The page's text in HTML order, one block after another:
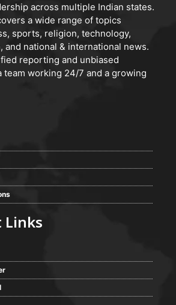
across multiple Indian states.
a wide range of topics
sports, religion, technology,
and national & international news.
reporting and unbiased
team working 24/7 and a growing